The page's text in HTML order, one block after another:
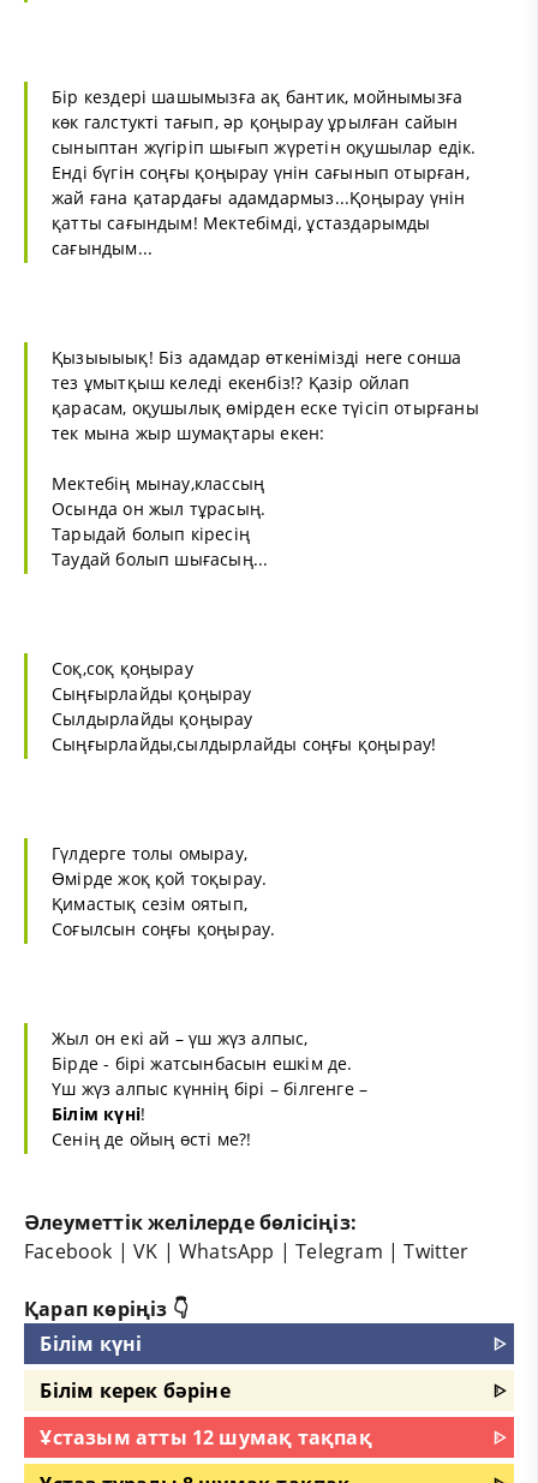
Бір кездері шашымызға ақ бантик, мойнымызға
көк галстукті тағып, әр қоңырау ұрылған сайын
сыныптан жүгіріп шығып жүретін оқушылар едік.
Енді бүгін соңғы қоңырау үнін сағынып отырған,
жай ғана қатардағы адамдармыз...Қоңырау үнін
қатты сағындым! Мектебімді, ұстаздарымды
сағындым...
Қызыыыық! Біз адамдар өткенімізді неге сонша
тез ұмытқыш келеді екенбіз!? Қазір ойлап
қарасам, оқушылық өмірден еске түісіп отырғаны
тек мына жыр шумақтары екен:
Мектебің мынау,классың
Осында он жыл тұрасың.
Тарыдай болып кіресің
Таудай болып шығасың...
Соқ,соқ қоңырау
Сыңғырлайды қоңырау
Сылдырлайды қоңырау
Сыңғырлайды,сылдырлайды соңғы қоңырау!
Гүлдерге толы омырау,
Өмірде жоқ қой тоқырау.
Қимастық сезім оятып,
Соғылсын соңғы қоңырау.
Жыл он екі ай – үш жүз алпыс,
Бірде - бірі жатсынбасын ешкім де.
Үш жүз алпыс күннің бірі – білгенге –
Білім күні!
Сенің де ойың өсті ме?!
Әлеуметтік желілерде бөлісіңіз:
Facebook |VK |WhatsApp |Telegram |Twitter
Қарап көріңіз 👇
Білім күні
ᐈ
Білім керек бәріне
ᐈ
Ұстазым атты 12 шумақ тақпақ
ᐈ